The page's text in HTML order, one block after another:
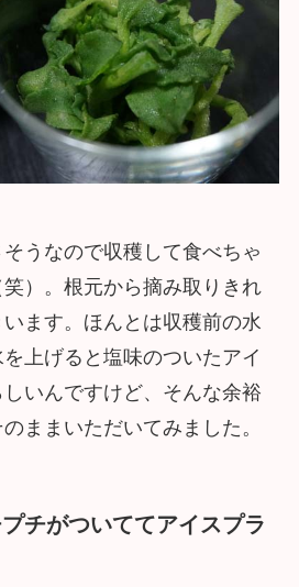
うなので収穫して食べちゃ
）。根元から摘み取りきれ
ます。ほんとは収穫前の水
上げると塩味のついたアイ
いんですけど、そんな余裕
ままいただいてみました。
チがついててアイスプラ